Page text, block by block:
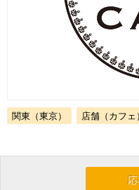
関東（東京） 店舗（カフェ）